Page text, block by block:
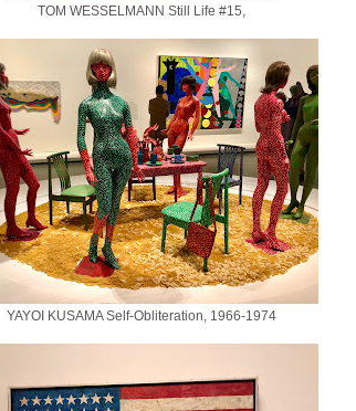
TOM WESSELMANN Still Life #15,
YAYOI KUSAMA Self-Obliteration, 1966-1974